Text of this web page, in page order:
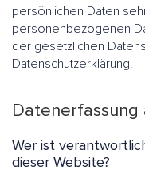
persönlichen Daten
personenbezogenen
der gesetzlichen
Datenschutzerklärung.
Datenerfassung
Wer ist
dieser Website?